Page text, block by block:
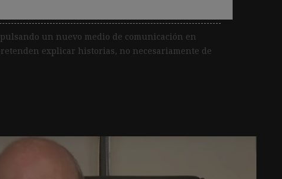
un nuevo medio de comunicación en
explicar historias, no necesariamente de